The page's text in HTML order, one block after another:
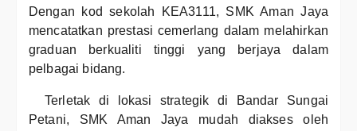
Dengan kod sekolah KEA3111, SMK Aman Jaya
mencatatkan prestasi cemerlang dalam melahirkan
graduan berkualiti tinggi yang berjaya dalam
pelbagai bidang.
Terletak di lokasi strategik di Bandar Sungai
Petani, SMK Aman Jaya mudah diakses oleh